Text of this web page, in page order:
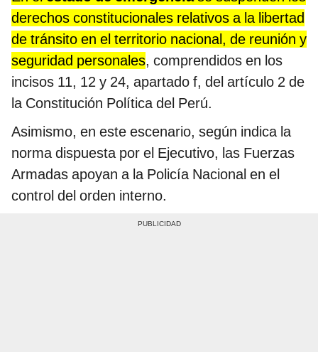
derechos constitucionales relativos a la libertad
de tránsito en el territorio nacional, de reunión y
seguridad personales, comprendidos en los
incisos 11, 12 y 24, apartado f, del artículo 2 de
la Constitución Política del Perú.
Asimismo, en este escenario, según indica la
norma dispuesta por el Ejecutivo, las Fuerzas
Armadas apoyan a la Policía Nacional en el
control del orden interno.